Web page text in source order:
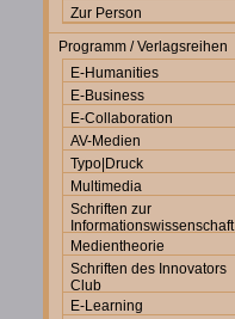
Zur Person
Programm / Verlagsreihen
E-Humanities
E-Business
E-Collaboration
AV-Medien
Typo|Druck
Multimedia
Schriften zur
Informationswissenschaft
Medientheorie
Schriften des Innovators
Club
E-Learning